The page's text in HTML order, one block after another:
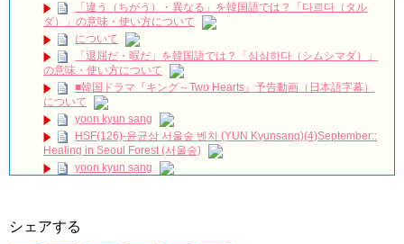
味とは？韓国俳優の突然の別れ NEW!
韓国映画【母とわたしの3日間】完！概要|感想 12/30/2023
no.112 NEW!
The Untold Collapse of Yoo Ah-in NEW!
ユン・シユン＆イ・ユヨン主演「親愛なる判事様」視聴率7.8％
で水木ドラマ1位をキープ Big News TV NEW!
【衝撃】小笠原慎之介、甲子園初登板へ🔥「僕はロボットじゃ
ない」伝統の一戦で覚醒なるか⚾
21世紀の大君夫人DUET💓#韓国ドラマ #21世紀の大君夫人
#disneyplus #iu #byeonwooseok NEW!
ハン・ヘジン 한혜진 – (선공개) 강남 3대 얼짱 출신 &#39;한혜진
ソン・ヘギョ – ソンヘギョ キスまとめ
ハン・ヘジン 한혜진 – Still We (여전히 우리는)
「違う（ちがう）・異なる」を韓国語では？「다르다（タル
ダ）」の意味・使い方について
について
「退屈だ・暇だ」を韓国語では？「심심하다（シムシマダ）」
の意味・使い方について
■韓国ドラマ『キング～Two Hearts』予告動画（日本語字幕）
について
yoon kyun sang
HSF(126)-윤균상 서울숲 벤치 (YUN Kyunsang)(4)September::
Healing in Seoul Forest (서울숲)
yoon kyun sang
九尾狐外伝 メイキング03 ハン・イェスル
チョ・ヒョンジェ 조현재 九尾狐外伝 制作発表会
シェアする